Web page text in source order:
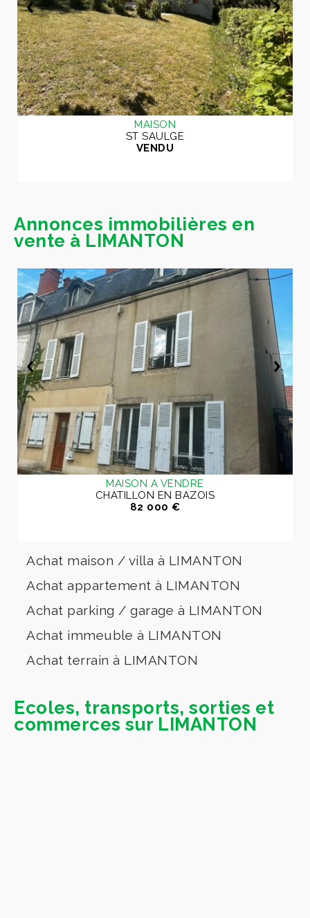
MAISON
ST SAULGE
VENDU
Annonces immobilières en
vente à LIMANTON
MAISON A VENDRE
CHATILLON EN BAZOIS
82 000 €
Achat maison / villa à LIMANTON
Achat appartement à LIMANTON
Achat parking / garage à LIMANTON
Achat immeuble à LIMANTON
Achat terrain à LIMANTON
Ecoles, transports, sorties et
commerces sur LIMANTON